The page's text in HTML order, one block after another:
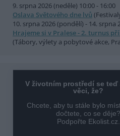
9. srpna 2026 (neděle) 10:00 - 16:00
Oslava Světového dne lvů
10. srpna 2026 (pondělí) - 14. srpna
Hrajeme si v Pralese - 2. turnus
(Tábory, výlety a pobytové akce,